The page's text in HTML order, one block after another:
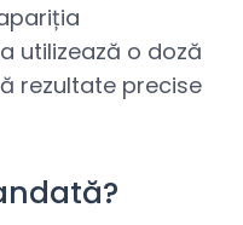
utilizează o doză
rezultate precise